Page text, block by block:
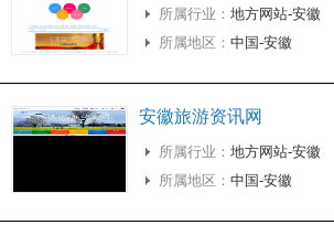
所属行业： 地方网站-安徽
所属地区： 中国-安徽
安徽旅游资讯网
所属行业： 地方网站-安徽
所属地区： 中国-安徽